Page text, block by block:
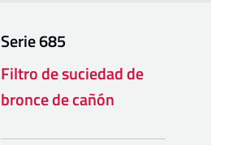
Serie685
Filtro de suciedad de
bronce de cañón